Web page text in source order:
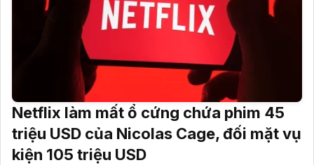
Netflix làm mất ổ cứng chứa phim 45
triệu USD của Nicolas Cage, đối mặt vụ
kiện 105 triệu USD